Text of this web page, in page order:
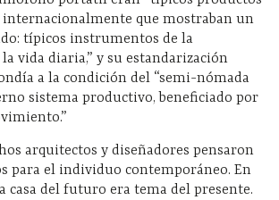
que mostraban un
típicos instrumentos de la
vida diaria,” y su estandarización
a la condición del “semi-nómada
sistema productivo, beneficiado por
arquitectos y diseñadores pensaron
para el individuo contemporáneo. En
casa del futuro era tema del presente.